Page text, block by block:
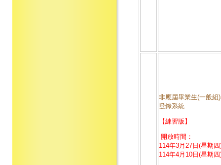
非應屆畢業生(一般組
登錄系統
【練習版】
開放時間：
114年3月27日(星期
114年4月10日(星期